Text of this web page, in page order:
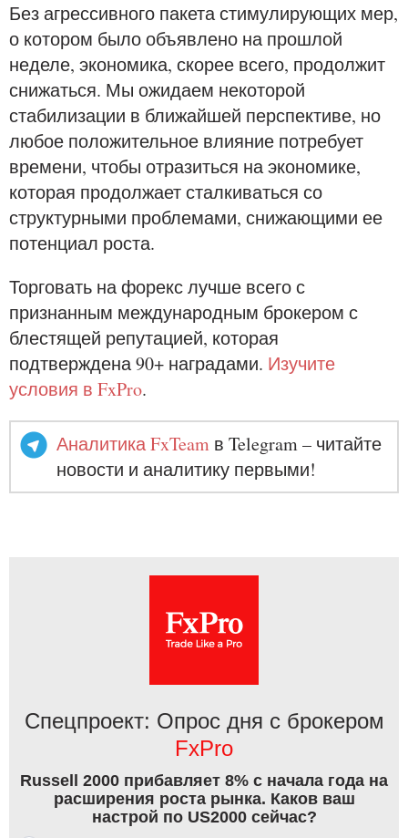
Без агрессивного пакета стимулирующих мер,
о котором было объявлено на прошлой
неделе, экономика, скорее всего, продолжит
снижаться. Мы ожидаем некоторой
стабилизации в ближайшей перспективе, но
любое положительное влияние потребует
времени, чтобы отразиться на экономике,
которая продолжает сталкиваться со
структурными проблемами, снижающими ее
потенциал роста.
Торговать на форекс лучше всего с
признанным международным брокером с
блестящей репутацией, которая
подтверждена 90+ наградами. Изучите
условия в FxPro.
Аналитика FxTeam в Telegram – читайте
новости и аналитику первыми!
Спецпроект: Опрос дня с брокером
FxPro
Russell 2000 прибавляет 8% с начала года на
расширения роста рынка. Каков ваш
настрой по US2000 сейчас?